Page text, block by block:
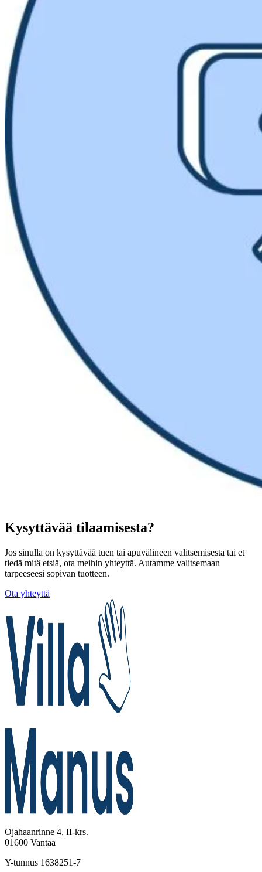
Kysyttävää tilaamisesta?
Jos sinulla on kysyttävää tuen tai apuvälineen valitsemisesta tai et
tiedä mitä etsiä, ota meihin yhteyttä. Autamme valitsemaan
tarpeeseesi sopivan tuotteen.
Ota yhteyttä
Ojahaanrinne 4, II-krs.
01600 Vantaa
Y-tunnus 1638251-7